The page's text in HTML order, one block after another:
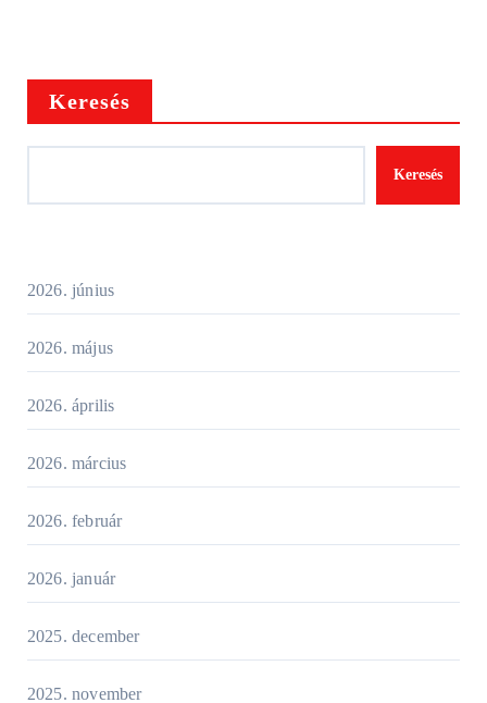
Keresés
Keresés
2026. június
2026. május
2026. április
2026. március
2026. február
2026. január
2025. december
2025. november